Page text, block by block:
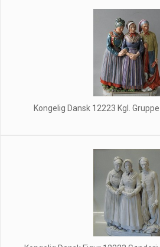
Kongelig Dansk 12223 Kgl.